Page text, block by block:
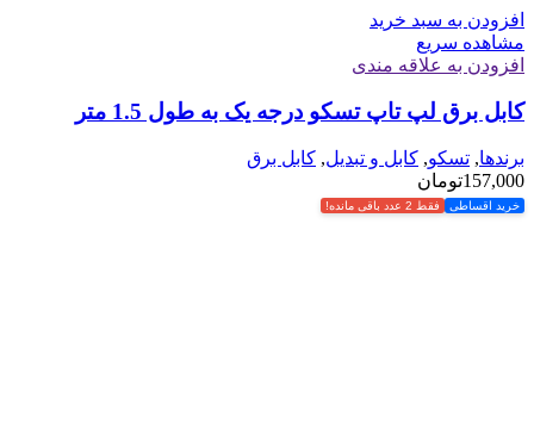
افزودن به سبد خرید
مشاهده سریع
افزودن به علاقه مندی
کابل برق لپ تاپ تسکو درجه یک به طول 1.5 متر
برندها, تسکو, کابل و تبدیل, کابل برق
157,000تومان
خرید اقساطی فقط 2 عدد باقی مانده!